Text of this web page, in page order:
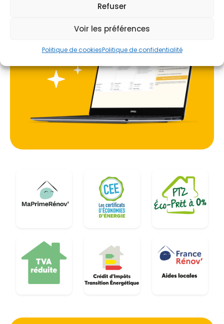
Refuser
Voir les préférences
Politique de cookiesPolitique de confidentialité